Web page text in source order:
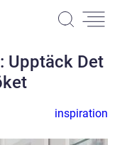
Upptäck Det
inspiration